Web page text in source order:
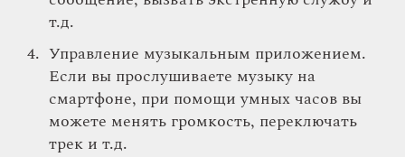
т.д.
Управление музыкальным приложением.
Если вы прослушиваете музыку на
смартфоне, при помощи умных часов вы
можете менять громкость, переключать
трек и т.д.